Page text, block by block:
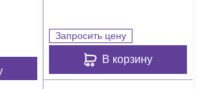
Запросить цену
В корзину